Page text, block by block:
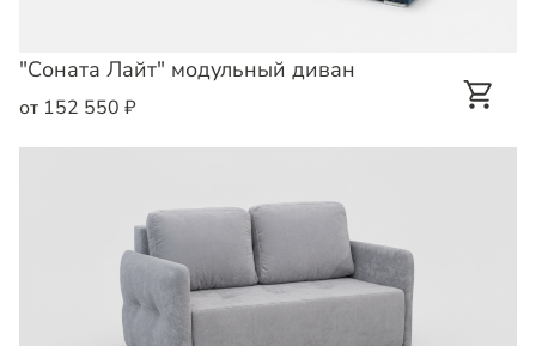
"Соната Лайт" модульный диван
от 152 550 ₽